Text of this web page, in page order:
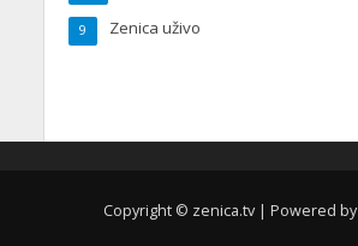
Zenica uživo
9
Copyright © zenica.tv | Powered by